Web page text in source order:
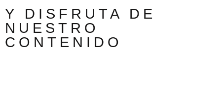
Y DISFRUTA DE
NUESTRO
CONTENIDO